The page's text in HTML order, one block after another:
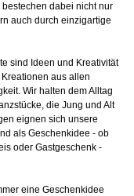
dabei nicht nur
auch durch einzigartige
sind Ideen und Kreativität
aus allen
Wir halten dem Alltag
die Jung und Alt
eignen sich unsere
als Geschenkidee - ob
oder Gastgeschenk -
eine Geschenkidee